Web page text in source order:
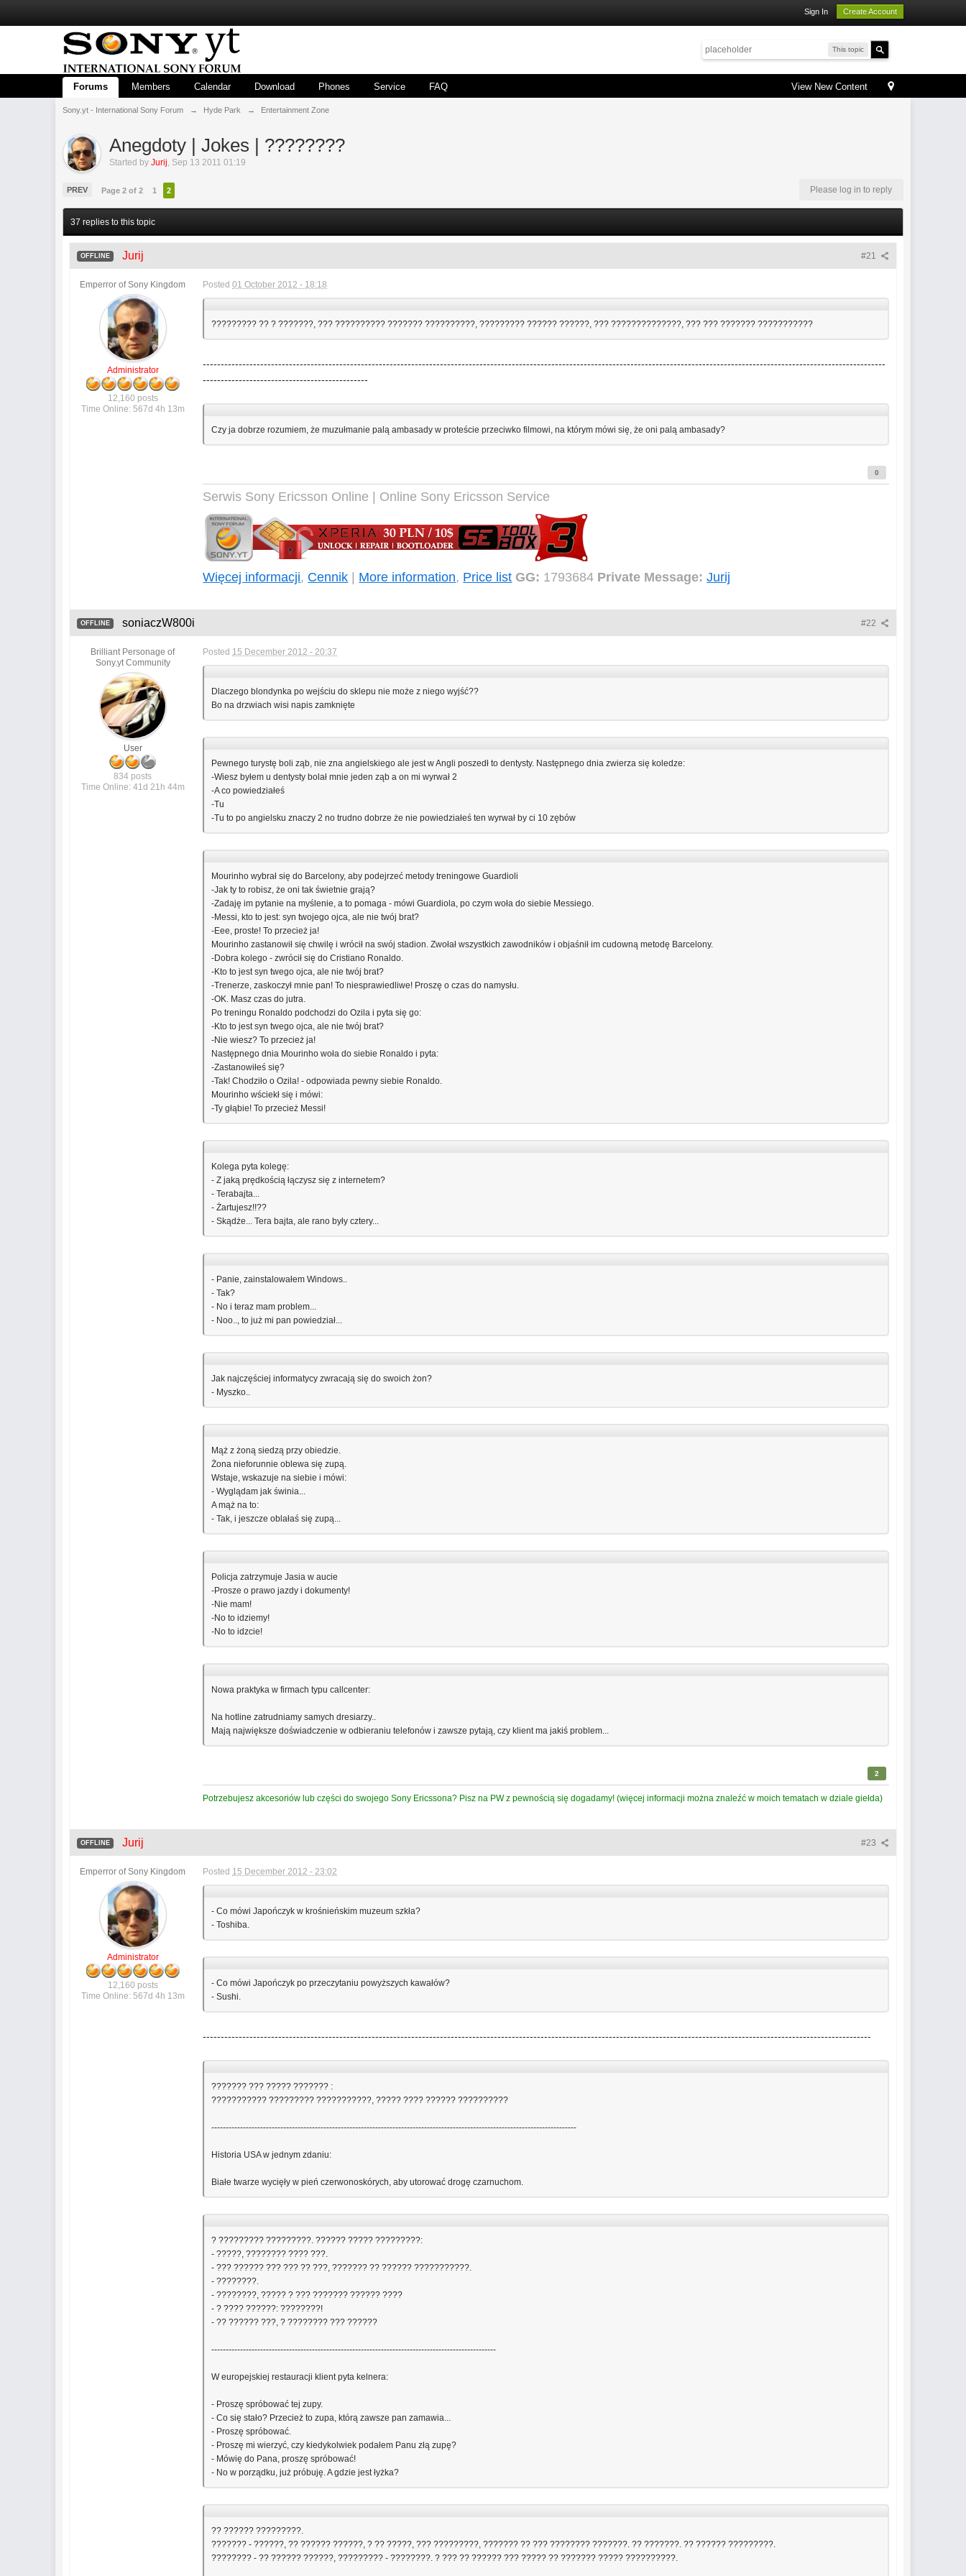
Sign In Create Account
This topic
View New Content
Forums Members Calendar Download Phones Service FAQ
Sony.yt - International Sony Forum → Hyde Park → Entertainment Zone
Anegdoty | Jokes | ????????
Started byJurij, Sep 13 2011 01:19
PREV Page 2 of 2 1 2 Please log in to reply
37 replies to this topic
#21
OFFLINE Jurij
Emperror of Sony Kingdom
Administrator
12,160 posts
Time Online: 567d 4h 13m
Posted01 October 2012 - 18:18
????????? ?? ? ???????, ??? ?????????? ??????? ??????????, ????????? ?????? ??????, ??? ??????????????, ??? ??? ??????? ???????????
----------------------------------------------------------------------------------------------------------------------------------------------------------------------------------------------
----------------------------------------------
Czy ja dobrze rozumiem, że muzułmanie palą ambasady w proteście przeciwko filmowi, na którym mówi się, że oni palą ambasady?
0
Serwis Sony Ericsson Online | Online Sony Ericsson Service
Więcej informacji, Cennik More information, Price list GG: 1793684 Private Message: Jurij
#22
OFFLINE soniaczW800i
Brilliant Personage of
Sony.yt Community
User
834 posts
Time Online: 41d 21h 44m
Posted 15 December 2012 - 20:37
Dlaczego blondynka po wejściu do sklepu nie może z niego wyjść??
Bo na drzwiach wisi napis zamknięte
Pewnego turystę boli ząb, nie zna angielskiego ale jest w Angli poszedł to dentysty. Następnego dnia zwierza się koledze:
-Wiesz byłem u dentysty bolał mnie jeden ząb a on mi wyrwał 2
-A co powiedziałeś
-Tu
-Tu to po angielsku znaczy 2 no trudno dobrze że nie powiedziałeś ten wyrwał by ci 10 zębów
Mourinho wybrał się do Barcelony, aby podejrzeć metody treningowe Guardioli
-Jak ty to robisz, że oni tak świetnie grają?
-Zadaję im pytanie na myślenie, a to pomaga - mówi Guardiola, po czym woła do siebie Messiego.
-Messi, kto to jest: syn twojego ojca, ale nie twój brat?
-Eee, proste! To przecież ja!
Mourinho zastanowił się chwilę i wrócił na swój stadion. Zwołał wszystkich zawodników i objaśnił im cudowną metodę Barcelony.
-Dobra kolego - zwrócił się do Cristiano Ronaldo.
-Kto to jest syn twego ojca, ale nie twój brat?
-Trenerze, zaskoczył mnie pan! To niesprawiedliwe! Proszę o czas do namysłu.
-OK. Masz czas do jutra.
Po treningu Ronaldo podchodzi do Ozila i pyta się go:
-Kto to jest syn twego ojca, ale nie twój brat?
-Nie wiesz? To przecież ja!
Następnego dnia Mourinho woła do siebie Ronaldo i pyta:
-Zastanowiłeś się?
-Tak! Chodziło o Ozila! - odpowiada pewny siebie Ronaldo.
Mourinho wściekł się i mówi:
-Ty głąbie! To przecież Messi!
Kolega pyta kolegę:
- Z jaką prędkością łączysz się z internetem?
- Terabajta...
- Żartujesz!!??
- Skądże... Tera bajta, ale rano były cztery...
- Panie, zainstalowałem Windows..
- Tak?
- No i teraz mam problem...
- Noo.., to już mi pan powiedział...
Jak najczęściej informatycy zwracają się do swoich żon?
- Myszko..
Mąż z żoną siedzą przy obiedzie.
Żona nieforunnie oblewa się zupą.
Wstaje, wskazuje na siebie i mówi:
- Wyglądam jak świnia...
A mąż na to:
- Tak, i jeszcze oblałaś się zupą...
Policja zatrzymuje Jasia w aucie
-Prosze o prawo jazdy i dokumenty!
-Nie mam!
-No to idziemy!
-No to idzcie!
Nowa praktyka w firmach typu callcenter:
Na hotline zatrudniamy samych dresiarzy..
Mają największe doświadczenie w odbieraniu telefonów i zawsze pytają, czy klient ma jakiś problem...
2
Potrzebujesz akcesoriów lub części do swojego Sony Ericssona? Pisz na PW z pewnością się dogadamy! (więcej informacji można znaleźć w moich tematach w dziale giełda)
#23
OFFLINE Jurij
Emperror of Sony Kingdom
Administrator
12,160 posts
Time Online: 567d 4h 13m
Posted 15 December 2012 - 23:02
- Co mówi Japończyk w krośnieńskim muzeum szkła?
- Toshiba.
- Co mówi Japończyk po przeczytaniu powyższych kawałów?
- Sushi.
------------------------------------------------------------------------------------------------------------------------------------------------------------------------------------------
??????? ??? ????? ??????? :
??????????? ????????? ???????????, ????? ???? ?????? ??????????
-------------------------------------------------------------------------------------------------------------------------------
Historia USA w jednym zdaniu:
Białe twarze wycięły w pień czerwonoskórych, aby utorować drogę czarnuchom.
? ????????? ?????????. ?????? ????? ?????????:
- ?????, ???????? ???? ???.
- ??? ?????? ??? ??? ?? ???, ??????? ?? ?????? ???????????.
- ????????.
- ????????, ????? ? ??? ??????? ?????? ????
- ? ???? ??????: ????????!
- ?? ?????? ???, ? ???????? ??? ??????
---------------------------------------------------------------------------------------------------
W europejskiej restauracji klient pyta kelnera:
- Proszę spróbować tej zupy.
- Co się stało? Przecież to zupa, którą zawsze pan zamawia...
- Proszę spróbować.
- Proszę mi wierzyć, czy kiedykolwiek podałem Panu złą zupę?
- Mówię do Pana, proszę spróbować!
- No w porządku, już próbuję. A gdzie jest łyżka?
?? ?????? ?????????.
??????? - ??????, ?? ?????? ??????, ? ?? ?????, ??? ?????????, ??????? ?? ??? ???????? ???????. ?? ???????. ?? ?????? ?????????.
???????? - ?? ?????? ??????, ????????? - ????????. ? ??? ?? ?????? ??? ????? ?? ??????? ????? ??????????.